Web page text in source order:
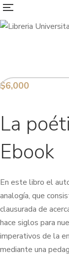
$6,000
La
Ebook
En este libro el
analogía, que
clausurada de
hace siglos para
imperativos de la
mediante una